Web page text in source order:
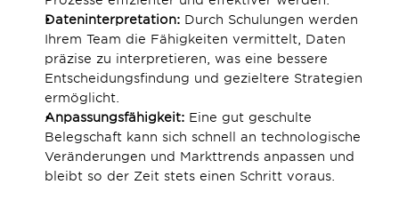
Dateninterpretation: Durch Schulungen werden
Ihrem Team die Fähigkeiten vermittelt, Daten
präzise zu interpretieren, was eine bessere
Entscheidungsfindung und gezieltere Strategien
ermöglicht.
Anpassungsfähigkeit: Eine gut geschulte
Belegschaft kann sich schnell an technologische
Veränderungen und Markttrends anpassen und
bleibt so der Zeit stets einen Schritt voraus.